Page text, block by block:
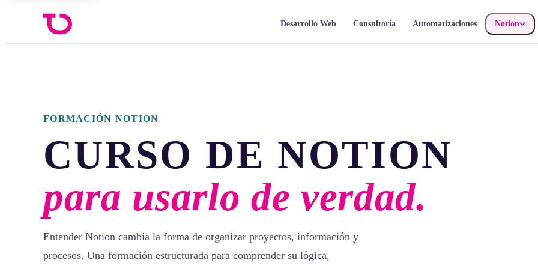
Desarrollo Web Consultoría Automatizaciones Notion
FORMACIÓN NOTION
CURSO DE NOTION
para usarlo de verdad.
Entender Notion cambia la forma de organizar proyectos, información y
procesos. Una formación estructurada para comprender su lógica,